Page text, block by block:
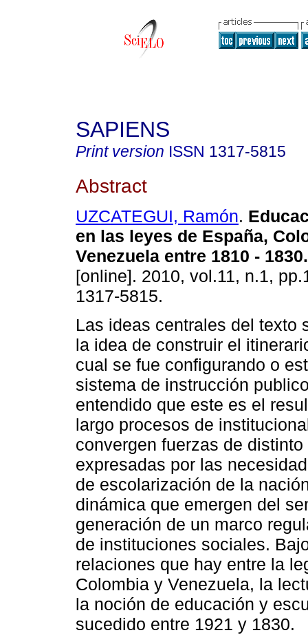
SAPIENS
Print version ISSN 1317-5815
Abstract
UZCATEGUI, Ramón.
en las leyes de España,
Venezuela entre 1810 - 1830.
[online]. 2010, vol.11, n.1,
1317-5815.
Las ideas centrales del texto
la idea de construir el
cual se fue configurando o
sistema de instrucción
entendido que este es el
largo procesos de
convergen fuerzas de
expresadas por las
de escolarización de la
dinámica que emergen del
generación de un marco
de instituciones sociales.
relaciones que hay entre la
Colombia y Venezuela, la
la noción de educación y
sucedido entre 1921 y 1830.